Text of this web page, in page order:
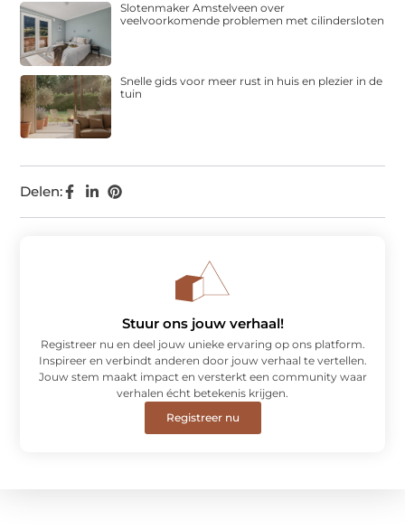
Delen:
Slotenmaker Amstelveen over
veelvoorkomende problemen met cilindersloten
Snelle gids voor meer rust in huis en plezier in de
tuin
Stuur ons jouw verhaal!
Registreer nu en deel jouw unieke ervaring op ons platform.
Inspireer en verbindt anderen door jouw verhaal te vertellen.
Jouw stem maakt impact en versterkt een community waar
verhalen écht betekenis krijgen.
Registreer nu